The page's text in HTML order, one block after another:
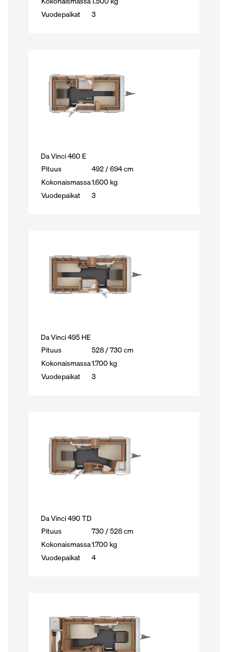
Vuodepaikat
3
Da Vinci 460 E
Pituus
492 / 694 cm
Kokonaismassa1.600 kg
Vuodepaikat
3
Da Vinci 495 HE
Pituus
528 / 730 cm
Kokonaismassa1.700 kg
Vuodepaikat
3
Da Vinci 490 TD
Pituus
730 / 528 cm
Kokonaismassa1.700 kg
Vuodepaikat
4